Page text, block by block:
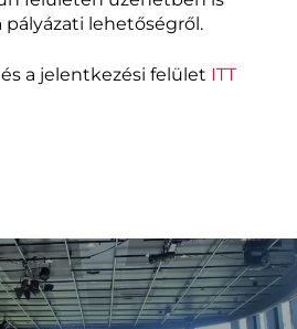
lehetőségről.
a jelentkezési felület ITT